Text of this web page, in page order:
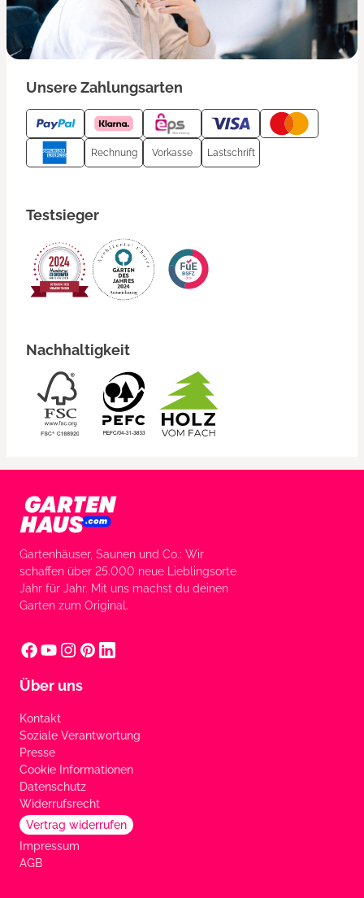
Unsere Zahlungsarten
Rechnung Vorkasse Lastschrift
Testsieger
Nachhaltigkeit
Gartenhäuser, Saunen und Co.: Wir
schaffen über 25.000 neue Lieblingsorte
Jahr für Jahr. Mit uns machst du deinen
Garten zum Original.
Über uns
Kontakt
Soziale Verantwortung
Presse
Cookie Informationen
Datenschutz
Widerrufsrecht
Vertrag widerrufen
Impressum
AGB